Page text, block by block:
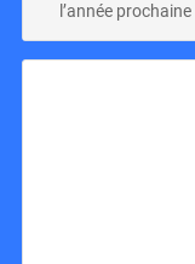
l’année prochaine